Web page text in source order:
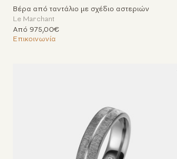
Βέρα από ταντάλιο με σχέδιο αστεριών
Le Marchant
Από 975,00€
Επικοινωνία